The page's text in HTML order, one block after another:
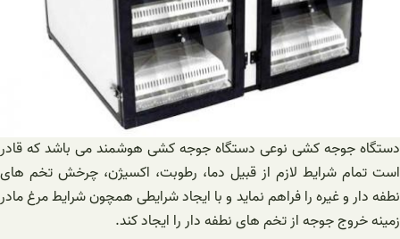
دستگاه جوجه‌ کشی نوعی دستگاه جوجه کشی هوشمند می باشد که قادر
است تمام شرایط لازم از قبیل دما، رطوبت، اکسیژن، چرخش تخم ‌های
نطفه ‌دار و غیره را فراهم نماید و با ایجاد شرایطی همچون شرایط مرغ مادر
زمینه خروج جوجه از تخم‌ های نطفه ‌دار را ایجاد کند.